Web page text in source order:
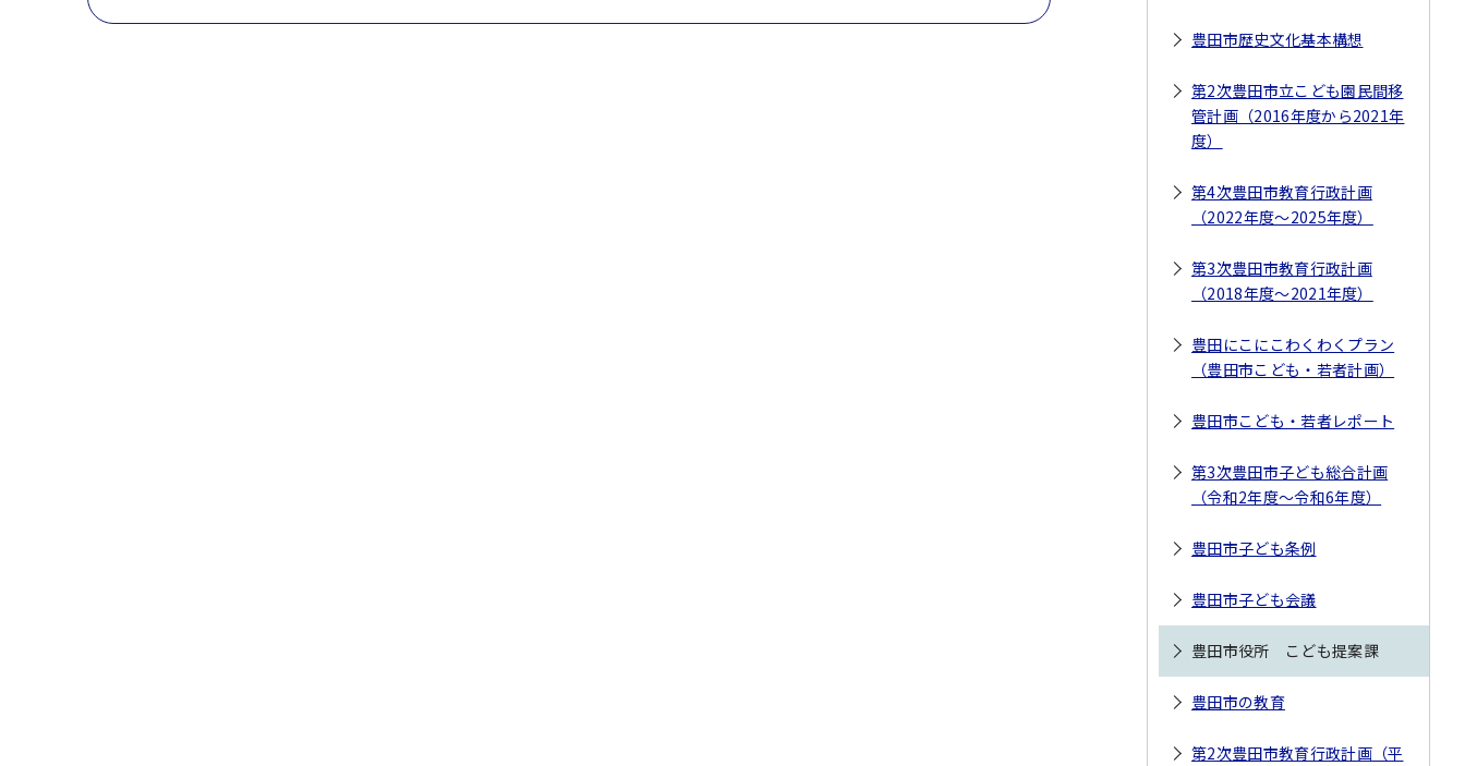
豊田市歴史文化基本構想
第2次豊田市立こども園民間移
管計画（2016年度から2021年
度）
第4次豊田市教育行政計画
（2022年度～2025年度）
第3次豊田市教育行政計画
（2018年度～2021年度）
豊田にこにこわくわくプラン
（豊田市こども・若者計画）
豊田市こども・若者レポート
第3次豊田市子ども総合計画
（令和2年度～令和6年度）
豊田市子ども条例
豊田市子ども会議
豊田市役所 こども提案課
豊田市の教育
第2次豊田市教育行政計画（平